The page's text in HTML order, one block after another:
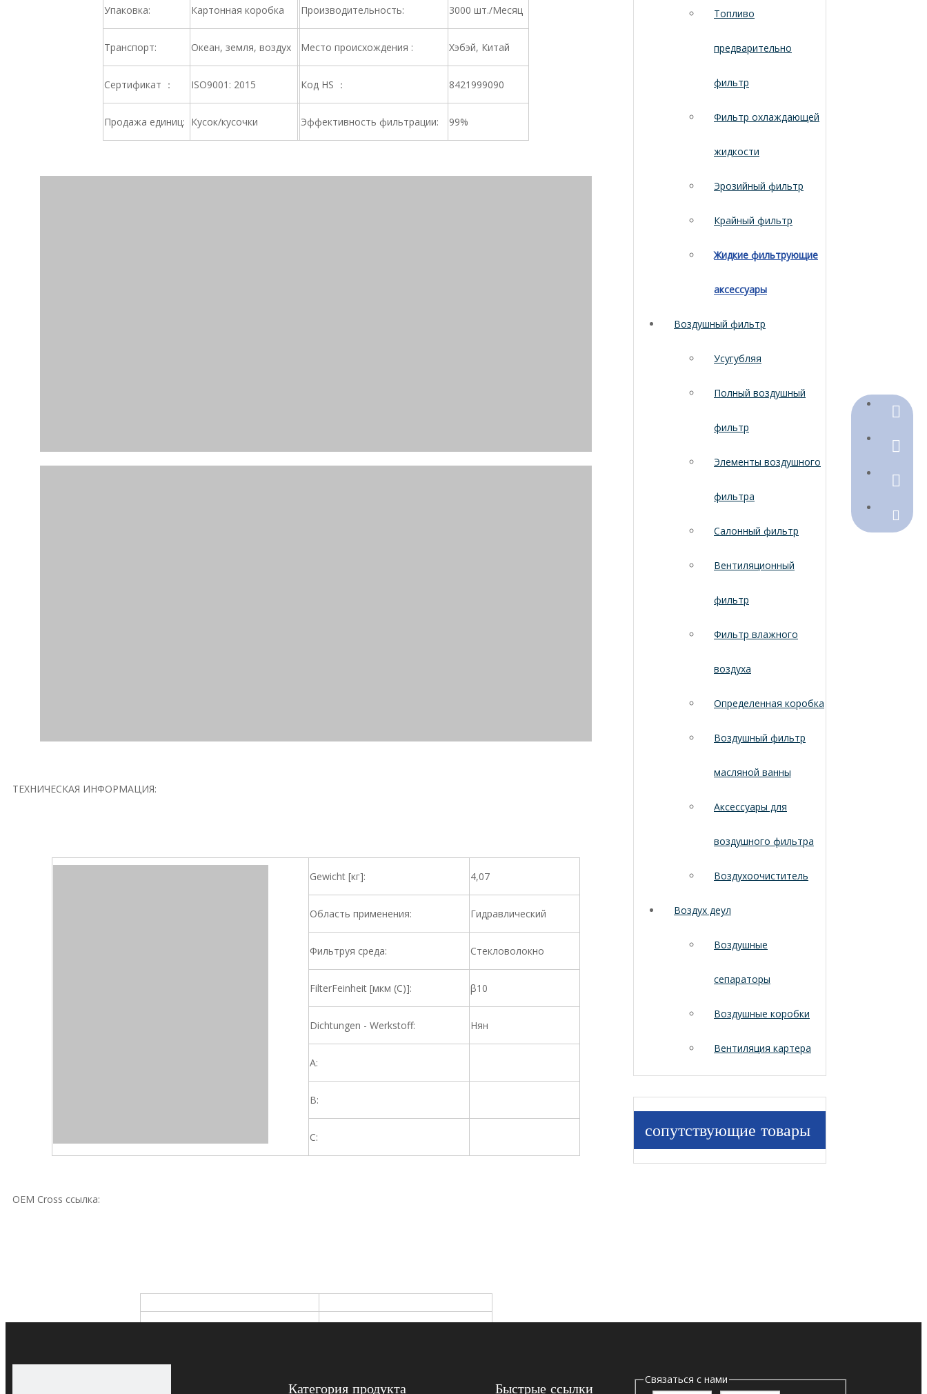
Упаковка: Картонная коробка Производительность: 3000 шт./Месяц
Транспорт: Океан, земля, воздух Место происхождения : Хэбэй, Китай
Сертификат ： ISO9001: 2015 Код HS ： 8421999090
Продажа единиц: Кусок/кусочки Эффективность фильтрации: 99%
ТЕХНИЧЕСКАЯ ИНФОРМАЦИЯ:
Gewicht [кг]: 4,07
Область применения: Гидравлический
Фильтруя среда: Стекловолокно
FilterFeinheit [мкм (C)]: β10
Dichtungen - Werkstoff: Нян
A:
B:
C:
OEM Cross ссылка:
Топливо
предварительно
фильтр
Фильтр охлаждающей
жидкости
Эрозийный фильтр
Крайный фильтр
Жидкие фильтрующие
аксессуары
Воздушный фильтр
Усугубляя
Полный воздушный
фильтр
Элементы воздушного
фильтра
Салонный фильтр
Вентиляционный
фильтр
Фильтр влажного
воздуха
Определенная коробка
Воздушный фильтр
масляной ванны
Аксессуары для
воздушного фильтра
Воздухоочиститель
Воздух деул
Воздушные
сепараторы
Воздушные коробки
Вентиляция картера
сопутствующие товары
Категория продукта
+86-
Быстрые ссылки
Связаться с нами